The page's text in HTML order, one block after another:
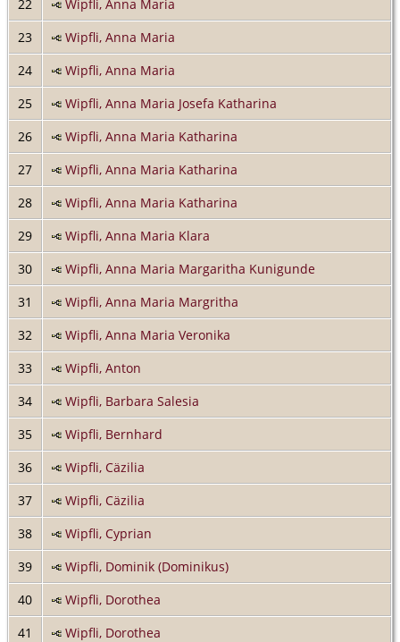
22
Wipfli, Anna Maria
23
Wipfli, Anna Maria
24
Wipfli, Anna Maria
25
Wipfli, Anna Maria Josefa Katharina
26
Wipfli, Anna Maria Katharina
27
Wipfli, Anna Maria Katharina
28
Wipfli, Anna Maria Katharina
29
Wipfli, Anna Maria Klara
30
Wipfli, Anna Maria Margaritha Kunigunde
31
Wipfli, Anna Maria Margritha
32
Wipfli, Anna Maria Veronika
33
Wipfli, Anton
34
Wipfli, Barbara Salesia
35
Wipfli, Bernhard
36
Wipfli, Cäzilia
37
Wipfli, Cäzilia
38
Wipfli, Cyprian
39
Wipfli, Dominik (Dominikus)
40
Wipfli, Dorothea
41
Wipfli, Dorothea